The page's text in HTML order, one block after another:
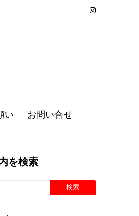
い お問い合せ
を検索